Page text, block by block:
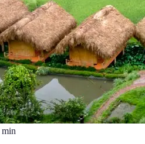
min